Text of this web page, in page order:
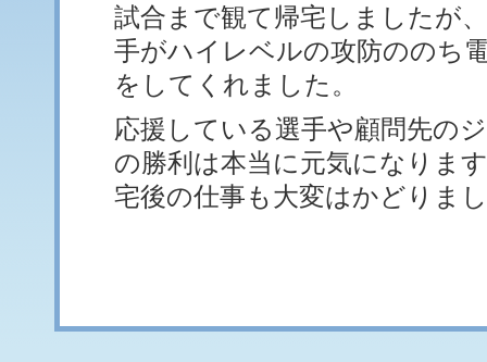
試合まで観て帰宅しましたが
手がハイレベルの攻防ののち
をしてくれました。
応援している選手や顧問先の
の勝利は本当に元気になりま
宅後の仕事も大変はかどりま